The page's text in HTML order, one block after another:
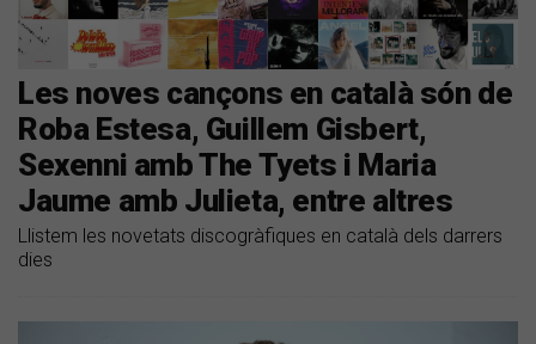
Les noves cançons en català són de
Roba Estesa, Guillem Gisbert,
Sexenni amb The Tyets i Maria
Jaume amb Julieta, entre altres
Llistem les novetats discogràfiques en català dels darrers
dies